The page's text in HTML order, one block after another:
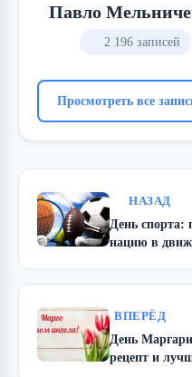
Павло
2 196 записей
Просмотреть все
НАЗАД
День спорта:
нацию в
ВПЕРЁД
День
рецепт и